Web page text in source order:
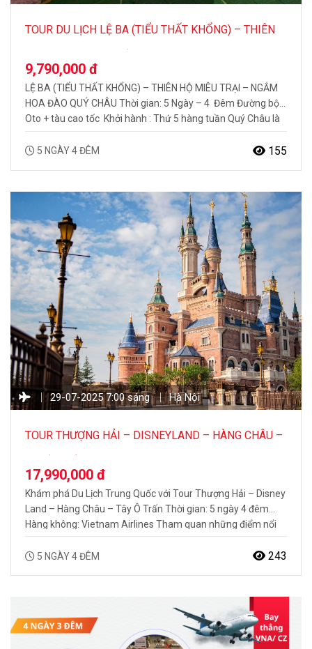
TOUR DU LỊCH LỆ BA (TIỂU THẤT KHỔNG) – THIÊN
9,790,000 đ
LỆ BA (TIỂU THẤT KHỔNG) – THIÊN HỘ MIÊU TRẠI – NGẮM
HOA ĐÀO QUÝ CHÂU Thời gian: 5 Ngày – 4 Đêm Đường bộ:
Oto + tàu cao tốc Khởi hành : Thứ 5 hàng tuần Quý Châu là
Quốc, trong đó…
5 NGÀY 4 ĐÊM 155
29-07-2025 7:00 sáng Hà Nội
TOUR THƯỢNG HẢI – DISNEYLAND – HÀNG CHÂU –
17,990,000 đ
Khám phá Du Lịch Trung Quốc với Tour Thượng Hải – Disney
Land – Hàng Châu – Tây Ô Trấn Thời gian: 5 ngày 4 đêm
Hàng không: Vietnam Airlines Tham quan những điểm nổi
Hoàng Phố, nơi giao thoa giữa cổ kính…
5 NGÀY 4 ĐÊM 243